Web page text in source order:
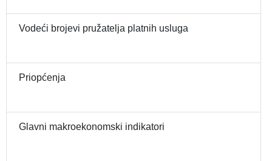
Vodeći brojevi pružatelja platnih usluga
Priopćenja
Glavni makroekonomski indikatori